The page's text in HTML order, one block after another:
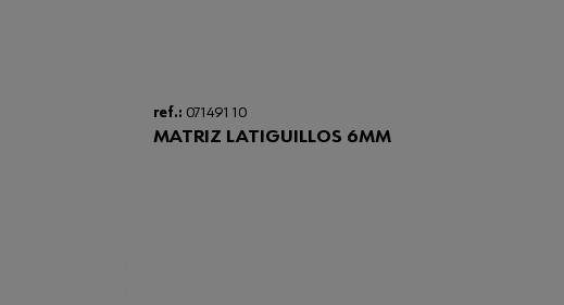
ref.: 071491 10
MATRIZ LATIGUILLOS 6MM